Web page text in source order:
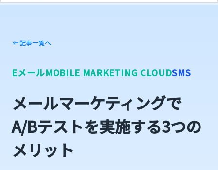
記事一覧へ
EメールMOBILE MARKETING CLOUDSMS
メールマーケティングで
A/Bテストを実施する3つの
メリット